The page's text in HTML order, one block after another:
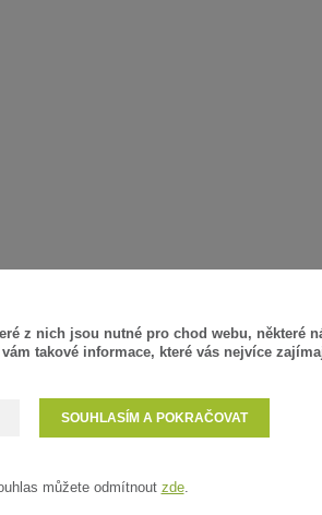
z nich jsou nutné pro chod webu, některé
takové informace, které vás nejvíce
SOUHLASÍM A POKRAČOVAT
můžete odmítnout zde.